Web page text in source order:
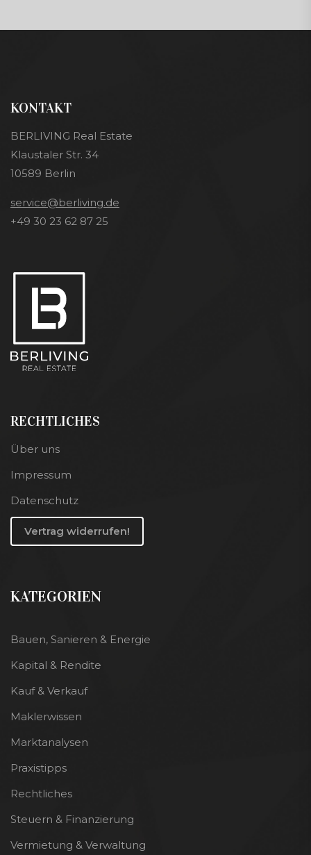
KONTAKT
BERLIVING Real Estate
Klaustaler Str. 34
10589 Berlin
service@berliving.de
+49 30 23 62 87 25
RECHTLICHES
Über uns
Impressum
Datenschutz
Vertrag widerrufen!
KATEGORIEN
Bauen, Sanieren & Energie
Kapital & Rendite
Kauf & Verkauf
Maklerwissen
Marktanalysen
Praxistipps
Rechtliches
Steuern & Finanzierung
Vermietung & Verwaltung